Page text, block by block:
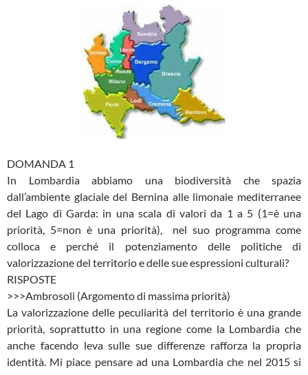
DOMANDA 1
In Lombardia abbiamo una biodiversità che spazia
dall’ambiente glaciale del Bernina alle limonaie mediterranee
del Lago di Garda: in una scala di valori da 1 a 5 (1=è una
priorità, 5=non è una priorità), nel suo programma come
colloca e perché il potenziamento delle politiche di
valorizzazione del territorio e delle sue espressioni culturali?
RISPOSTE
>>>Ambrosoli (Argomento di massima priorità)
La valorizzazione delle peculiarità del territorio è una grande
priorità, soprattutto in una regione come la Lombardia che
anche facendo leva sulle sue differenze rafforza la propria
identità. Mi piace pensare ad una Lombardia che nel 2015 si